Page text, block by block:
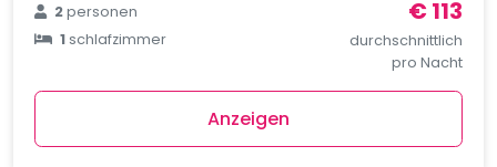
2personen
1schlafzimmer
€ 113
durchschnittlich
pro Nacht
Anzeigen